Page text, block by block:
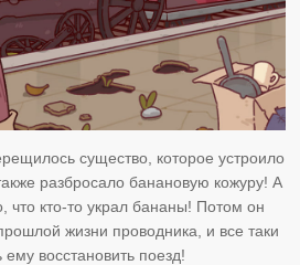
существо, которое устроило
разбросало банановую кожуру! А
что кто-то украл бананы! Потом он
жизни проводника, и все таки
восстановить поезд!